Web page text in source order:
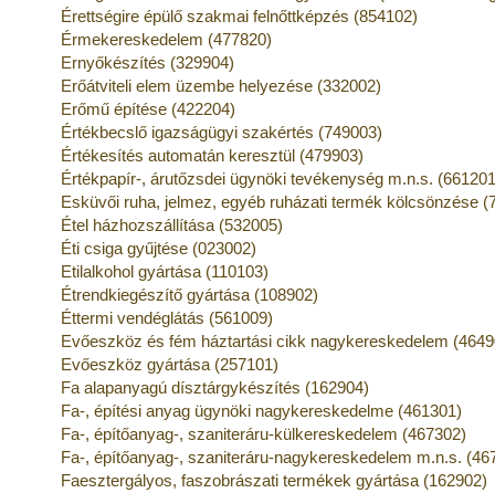
Érettségire épülő szakmai felnőttképzés (854102)
Érmekereskedelem (477820)
Ernyőkészítés (329904)
Erőátviteli elem üzembe helyezése (332002)
Erőmű építése (422204)
Értékbecslő igazságügyi szakértés (749003)
Értékesítés automatán keresztül (479903)
Értékpapír-, árutőzsdei ügynöki tevékenység m.n.s.
Esküvői ruha, jelmez, egyéb ruházati termék kölcsönzése
Étel házhozszállítása (532005)
Éti csiga gyűjtése (023002)
Etilalkohol gyártása (110103)
Étrendkiegészítő gyártása (108902)
Éttermi vendéglátás (561009)
Evőeszköz és fém háztartási cikk nagykereskedelem
Evőeszköz gyártása (257101)
Fa alapanyagú dísztárgykészítés (162904)
Fa-, építési anyag ügynöki nagykereskedelme (461301)
Fa-, építőanyag-, szaniteráru-külkereskedelem (467302)
Fa-, építőanyag-, szaniteráru-nagykereskedelem m.n.s.
Faesztergályos, faszobrászati termékek gyártása (162902)